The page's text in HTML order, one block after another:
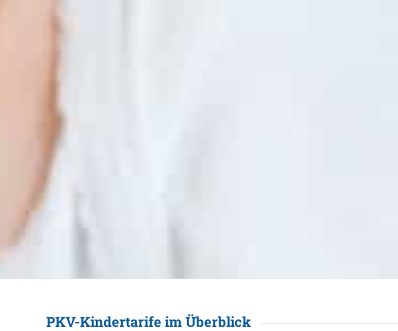
PKV-Kindertarife im Überblick